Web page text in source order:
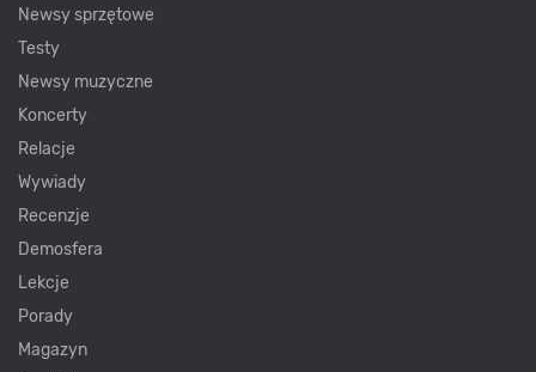
Newsy sprzętowe
Testy
Newsy muzyczne
Koncerty
Relacje
Wywiady
Recenzje
Demosfera
Lekcje
Porady
Magazyn